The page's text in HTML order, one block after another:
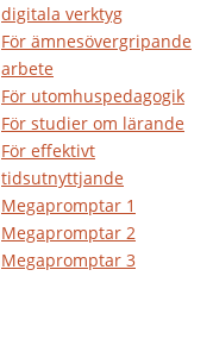
digitala verktyg
För ämnesövergripande
arbete
För utomhuspedagogik
För studier om lärande
För effektivt
tidsutnyttjande
Megapromptar 1
Megapromptar 2
Megapromptar 3